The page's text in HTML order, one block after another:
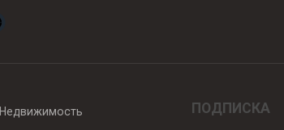
Недвижимость ПОДПИСКА